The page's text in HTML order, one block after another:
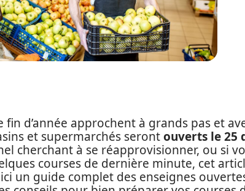
fin d’année approchent à grands pas et
et supermarchés serontouverts le 25
cherchant à se réapprovisionner, ou si
courses de dernière minute, cet
un guide complet des enseignes